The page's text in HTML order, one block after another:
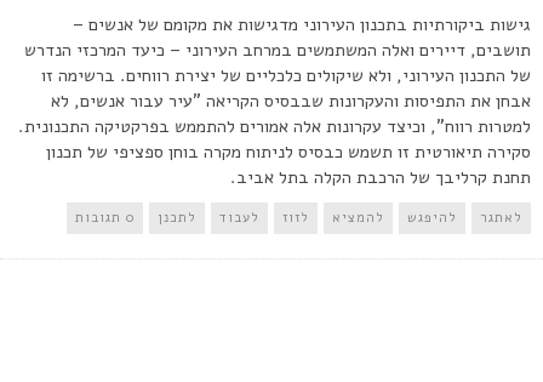
גישות ביקורתיות בתכנון העירוני מדגישות את מקומם של אנשים –
תושבים, דיירים ואלה המשתמשים במרחב העירוני – כיעד המרכזי הנדרש
של התכנון העירוני, ולא שיקולים כלכליים של יצירת רווחים. ברשימה זו
אבחן את התפיסות והעקרונות שבבסיס הקריאה "עיר עבור אנשים, לא
למטרות רווח", וכיצד עקרונות אלה אמורים להתממש בפרקטיקה התכנונית.
סקירה תיאורטית זו תשמש כבסיס לניתוח מקרה בוחן ספציפי של תכנון
תחנת קרליבך של הרכבת הקלה בתל אביב.
לאתגר להיפגש להמציא לזוז לעבוד לתכנן 0 תגובות